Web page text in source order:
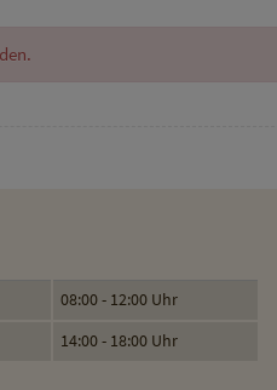
08:00 - 12:00 Uhr
14:00 - 18:00 Uhr